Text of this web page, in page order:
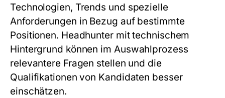
Technologien, Trends und spezielle
Anforderungen in Bezug auf bestimmte
Positionen. Headhunter mit technischem
Hintergrund können im Auswahlprozess
relevantere Fragen stellen und die
Qualifikationen von Kandidaten besser
einschätzen.